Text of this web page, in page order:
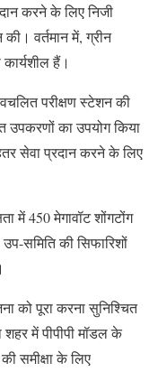
करने के लिए निजी
वर्तमान में, ग्रीन
हैं।
परीक्षण स्टेशन की
उपकरणों का उपयोग किया
सेवा प्रदान करने के लिए
में 450 मेगावॉट शोंगटोंग
समिति की सिफारिशों
को पूरा करना सुनिश्चित
में पीपीपी मॉडल के
समीक्षा के लिए